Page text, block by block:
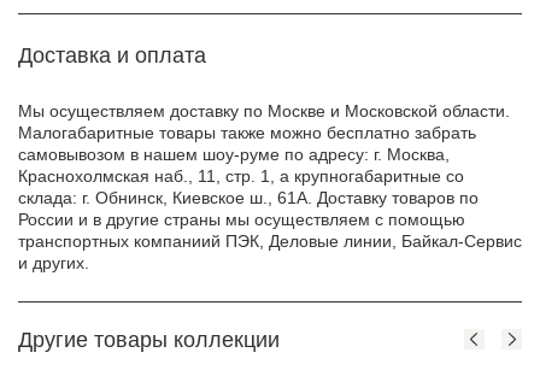
Доставка и оплата
Мы осуществляем доставку по Москве и Московской области.
Малогабаритные товары также можно бесплатно забрать
самовывозом в нашем шоу-руме по адресу: г. Москва,
Краснохолмская наб., 11, стр. 1, а крупногабаритные со
склада: г. Обнинск, Киевское ш., 61А. Доставку товаров по
России и в другие страны мы осуществляем с помощью
транспортных компаниий ПЭК, Деловые линии, Байкал-Сервис
и других.
Другие товары коллекции